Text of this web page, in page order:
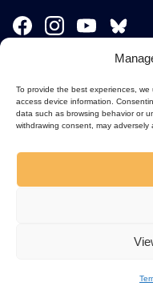
To provide the best experiences,
access device information.
data such as browsing behavior or
withdrawing consent, may